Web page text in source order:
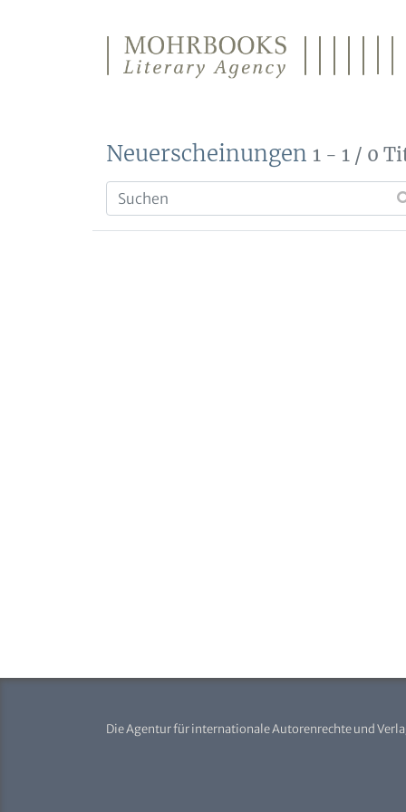
Neuerscheinungen 1 - 1 / 0
Die Agentur für internationale Autorenrechte und